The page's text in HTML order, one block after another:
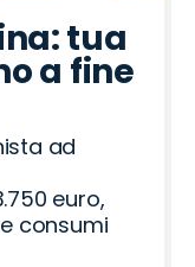
tua
a fine
ad
euro,
consumi